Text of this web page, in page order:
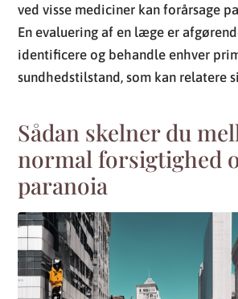
ved visse mediciner kan forårsage
En evaluering af en læge er
identificere og behandle enhver
sundhedstilstand, som kan relatere
Sådan skelner du
normal forsigtighed
paranoia